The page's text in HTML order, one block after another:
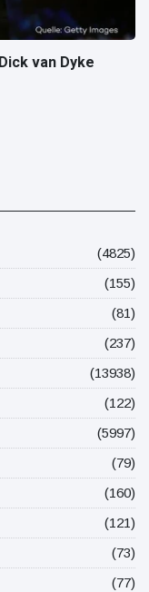
van Dyke
(4825)
(155)
(81)
(237)
(13938)
(122)
(5997)
(79)
(160)
(121)
(73)
(77)